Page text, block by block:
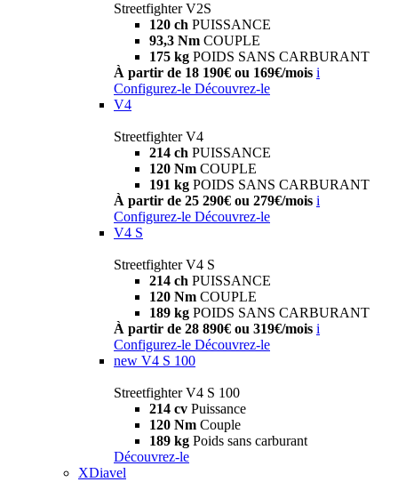
Streetfighter V2S
120 ch PUISSANCE
93,3 Nm COUPLE
175 kg POIDS SANS CARBURANT
À partir de 18 190€ ou 169€/mois i
Configurez-le Découvrez-le
V4
Streetfighter V4
214 ch PUISSANCE
120 Nm COUPLE
191 kg POIDS SANS CARBURANT
À partir de 25 290€ ou 279€/mois i
Configurez-le Découvrez-le
V4 S
Streetfighter V4 S
214 ch PUISSANCE
120 Nm COUPLE
189 kg POIDS SANS CARBURANT
À partir de 28 890€ ou 319€/mois i
Configurez-le Découvrez-le
new V4 S 100
Streetfighter V4 S 100
214 cv Puissance
120 Nm Couple
189 kg Poids sans carburant
Découvrez-le
XDiavel